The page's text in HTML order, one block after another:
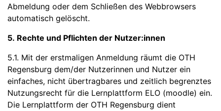
Abmeldung oder dem Schließen des Webbrowsers
automatisch gelöscht.
5. Rechte und Pflichten der Nutzer:innen
5.1. Mit der erstmaligen Anmeldung räumt die OTH
Regensburg dem/der Nutzerinnen und Nutzer ein
einfaches, nicht übertragbares und zeitlich begrenztes
Nutzungsrecht für die Lernplattform ELO (moodle) ein.
Die Lernplattform der OTH Regensburg dient